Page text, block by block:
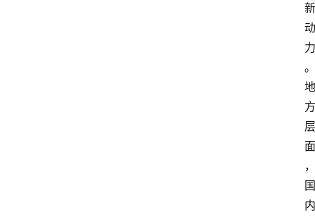
新
动
力
。
地
方
层
面
，
国
内